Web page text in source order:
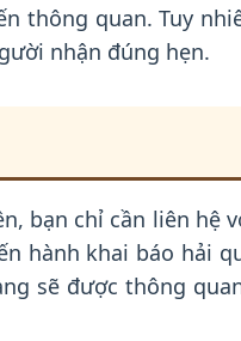
thông quan. Tuy
nhận đúng hẹn.
bạn chỉ cần liên hệ
hành khai báo hải
sẽ được thông